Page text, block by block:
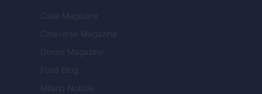
Casa Magazine
Cineverse Magazine
Donne Magazine
Food Blog
Milano Notizie